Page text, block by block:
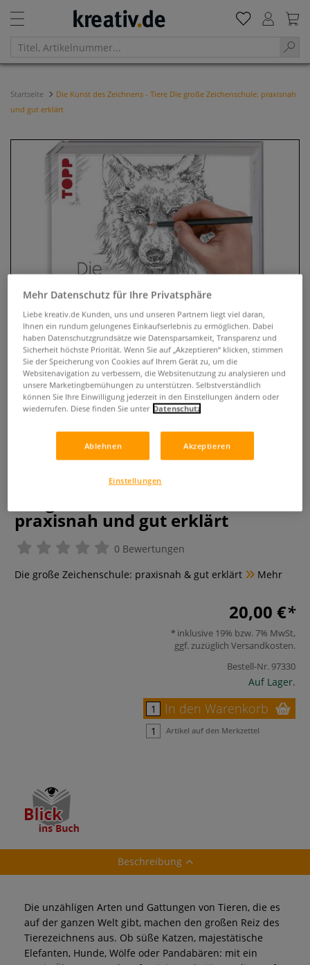
Startseite
Die Kunst des Zeichnens - Tiere Die große Zeichenschule: praxisnah
und gut erklärt
Die Kunst des Zeichnens - Tiere
praxisnah und gut erklärt
0 Bewertungen
Die große Zeichenschule: praxisnah & gut erklärt
Mehr
20,00 €
inklusive 19% bzw. 7% MwSt,
ggf. zuzüglich Versandkosten.
Bestell-Nr. 97330
Auf Lager.
In den Warenkorb
Artikel auf den Merkzettel
Beschreibung
Die unzähligen Arten und Gattungen von Tieren, die es
auf der ganzen Welt gibt, machen den großen Reiz des
Tierezeichnens aus. Ob süße Katzen, majestätische
Elefanten, Hunde, Wölfe oder Pandabären: mit ein
Mehr Datenschutz für Ihre Privatsphäre
Liebe kreativ.de Kunden, uns und unseren Partnern liegt viel daran,
Ihnen ein rundum gelungenes Einkaufserlebnis zu ermöglichen. Dabei
haben Datenschutzgrundsätze wie Datensparsamkeit, Transparenz und
Sicherheit höchste Priorität. Wenn Sie auf „Akzeptieren“ klicken, stimmen
Sie der Speicherung von Cookies auf Ihrem Gerät zu, um die
Websitenavigation zu verbessern, die Websitenutzung zu analysieren und
unsere Marketingbemühungen zu unterstützen. Selbstverständlich
können Sie Ihre Einwilligung jederzeit in den Einstellungen ändern oder
wiederrufen. Diese finden Sie unter Datenschutz
Ablehnen Akzeptieren
Einstellungen